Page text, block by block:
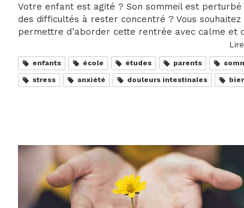
Votre enfant est agité ? Son sommeil est perturbé
des difficultés à rester concentré ? Vous souhaitez
permettre d’aborder cette rentrée avec calme et
enfants école études parents
stress
anxiété douleurs intestinales